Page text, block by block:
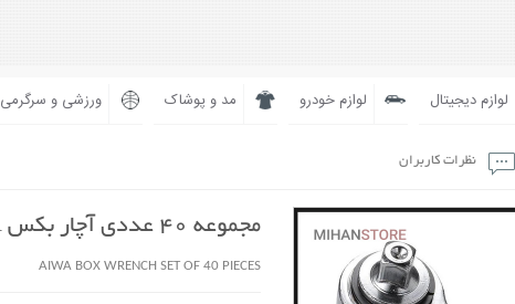
لوازم دیجیتال لوازم خودرو مد و پوشاک ورزشی و سرگرمی
نظرات کاربران
مجموعه 40 عددی آچار بکس AIWA
AIWA BOX WRENCH SET OF 40 PIECES